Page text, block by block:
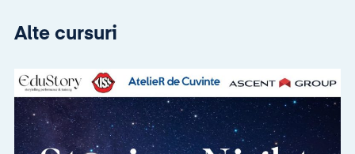
Alte cursuri